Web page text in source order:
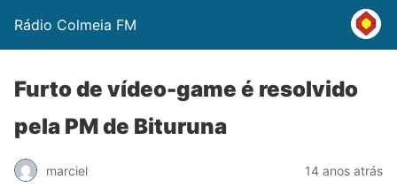
Rádio Colmeia FM
Furto de vídeo-game é resolvido
pela PM de Bituruna
marciel 14 anos atrás